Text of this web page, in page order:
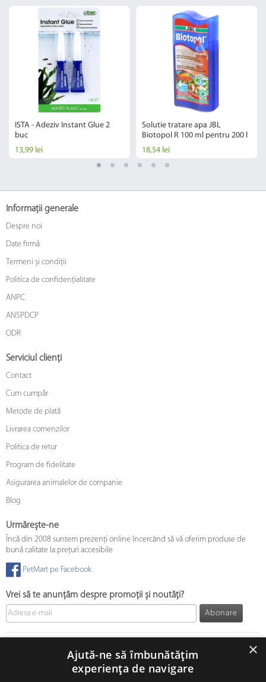
ISTA - Adeziv Instant Glue 2
buc
13,99 lei
Solutie tratare apa JBL
Biotopol R 100 ml pentru 200 l
18,54 lei
Informații generale
Despre noi
Date firmă
Termeni și condiții
Politica de confidențialitate
ANPC
ANSPDCP
ODR
Serviciul clienți
Contact
Cum cumpăr
Metode de plată
Livrarea comenzilor
Politica de retur
Program de fidelitate
Asigurarea animalelor de companie
Blog
Urmărește-ne
Încă din 2008 suntem prezenți online încercând să vă oferim produse de
bună calitate la prețuri accesibile
PetMart pe Facebook
Vrei să te anunțăm despre promoții și noutăți?
Abonare
×
Ajută-ne să îmbunătățim
experiența de navigare